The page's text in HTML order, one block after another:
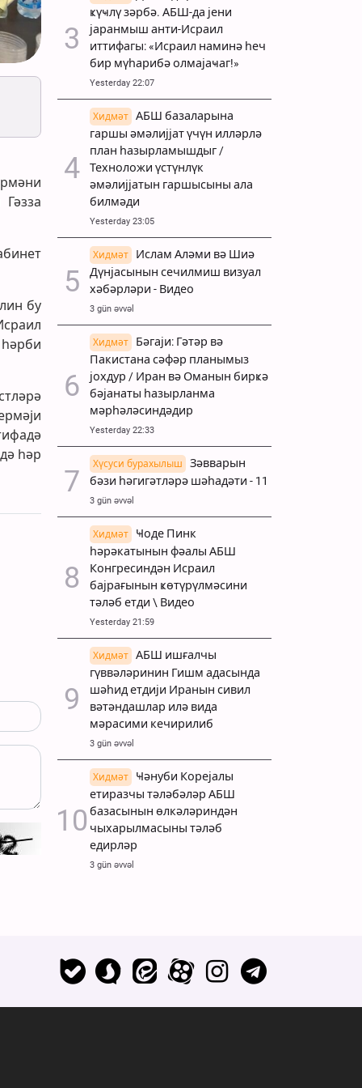
бу
һәр
ҝүҹлү зәрбә. АБШ-да јени
јаранмыш анти-Исраил
иттифагы: «Исраил наминә һеч
бир мүһарибә олмајаҹаг!»
Yesterday 22:07
Хидмәт
АБШ базаларына
гаршы әмәлијјат үчүн илләрлә
план һазырламышдыг /
Техноложи үстүнлүк
әмәлијјатын гаршысыны ала
билмәди
Yesterday 23:05
Хидмәт
Ислам Аләми вә Шиә
Дүнјасынын сечилмиш визуал
хәбәрләри - Видео
3 gün əvvəl
Хидмәт
Бәгаји: Гәтәр вә
Пакистана сәфәр планымыз
јохдур / Иран вә Оманын бирҝә
бәјанаты һазырланма
мәрһәләсиндәдир
Yesterday 22:33
Хүсуси бурахылыш
Зәвварын
бәзи һәгигәтләрә шәһадәти - 11
3 gün əvvəl
Хидмәт
Ҹоде Пинк
һәрәкатынын фәалы АБШ
Конгресиндән Исраил
бајрағынын ҝөтүрүлмәсини
тәләб етди \ Видео
Yesterday 21:59
Хидмәт
АБШ ишғалчы
гүввәләринин Гишм адасында
шәһид етдији Иранын сивил
вәтәндашлар илә вида
мәрасими кечирилиб
3 gün əvvəl
Хидмәт
Ҹәнуби Корејалы
етиразчы тәләбәләр АБШ
базасынын өлкәләриндән
чыхарылмасыны тәләб
едирләр
3 gün əvvəl